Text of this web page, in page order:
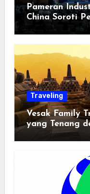
Pameran
China Soroti
Traveling
Vesak Family
yang Tenang
Pemindai PDF